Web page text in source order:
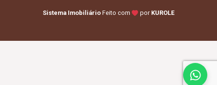
Sistema Imobiliário Feito com por KUROLE